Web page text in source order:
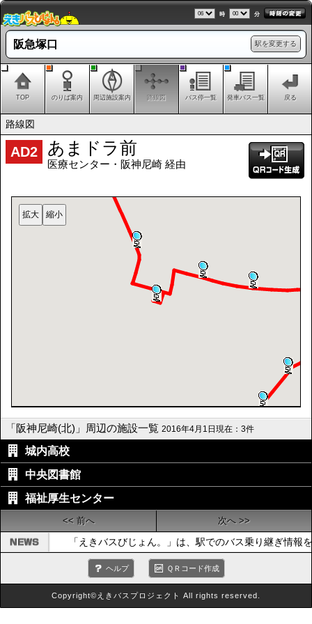
時 分
駅を変更する
阪急塚口
TOP のりば案内 周辺施設案内 路線図 バス停一覧 発車バス一覧 戻る
路線図
AD2 あまドラ前
医療センター・阪神尼崎 経由
「阪神尼崎(北)」周辺の施設一覧 2016年4月1日現在：3件
城内高校
中央図書館
福祉厚生センター
<< 前へ 次へ >>
「えきバスびじょん。」は、駅でのバス乗り継ぎ情報
ヘルプ ＱＲコード作成
Copyright©えきバスプロジェクト All rights reserved.